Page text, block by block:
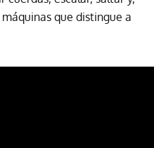
que distingue a